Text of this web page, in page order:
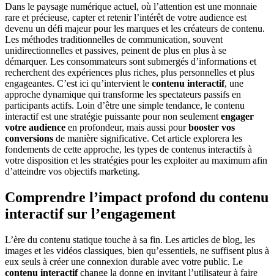
Dans le paysage numérique actuel, où l’attention est une monnaie
rare et précieuse, capter et retenir l’intérêt de votre audience est
devenu un défi majeur pour les marques et les créateurs de contenu.
Les méthodes traditionnelles de communication, souvent
unidirectionnelles et passives, peinent de plus en plus à se
démarquer. Les consommateurs sont submergés d’informations et
recherchent des expériences plus riches, plus personnelles et plus
engageantes. C’est ici qu’intervient le contenu interactif, une
approche dynamique qui transforme les spectateurs passifs en
participants actifs. Loin d’être une simple tendance, le contenu
interactif est une stratégie puissante pour non seulement engager
votre audience en profondeur, mais aussi pourbooster vos
conversions de manière significative. Cet article explorera les
fondements de cette approche, les types de contenus interactifs à
votre disposition et les stratégies pour les exploiter au maximum afin
d’atteindre vos objectifs marketing.
Comprendre l’impact profond du contenu
interactif sur l’engagement
L’ère du contenu statique touche à sa fin. Les articles de blog, les
images et les vidéos classiques, bien qu’essentiels, ne suffisent plus à
eux seuls à créer une connexion durable avec votre public. Le
contenu interactifchange la donne en invitant l’utilisateur à faire